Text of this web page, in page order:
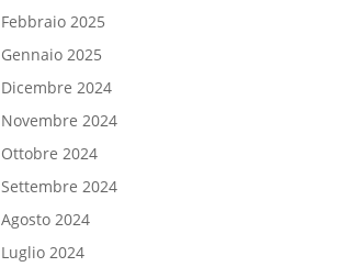
Febbraio 2025
Gennaio 2025
Dicembre 2024
Novembre 2024
Ottobre 2024
Settembre 2024
Agosto 2024
Luglio 2024